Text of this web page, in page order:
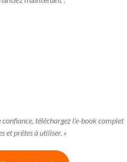
téléchargez l’e-book complet
et prêtes à utiliser. »